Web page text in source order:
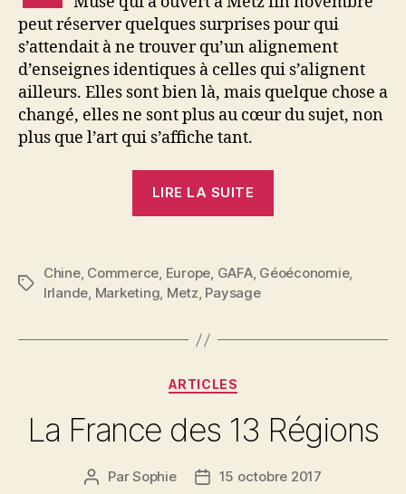
peut réserver quelques surprises pour qui
s’attendait à ne trouver qu’un alignement
d’enseignes identiques à celles qui s’alignent
ailleurs. Elles sont bien là, mais quelque chose a
changé, elles ne sont plus au cœur du sujet, non
plus que l’art qui s’affiche tant.
LIRE LA SUITE
nouveaux
» »
Étiquettes
Chine, Commerce, Europe, GAFA, Géoéconomie,
Irlande, Marketing, Metz, Paysage
Catégories
ARTICLES
La France des 13 Régions
Auteur
ParSophie
Date15 octobre 2017